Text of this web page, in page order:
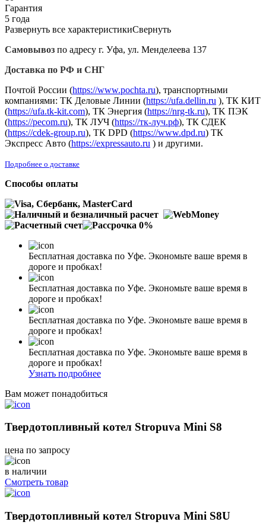
Гарантия
5 года
Развернуть все характеристикиСвернуть
Самовывоз по адресу г. Уфа, ул. Менделеева 137
Доставка по РФ и СНГ
Почтой России (https://www.pochta.ru), транспортными
компаниями: ТК Деловые Линии (https://ufa.dellin.ru ), ТК КИТ
(https://ufa.tk-kit.com), ТК Энергия (https://nrg-tk.ru), ТK ПЭК
(https://pecom.ru), ТК ЛУЧ (https://тк-луч.рф), ТК СДЕК
(https://cdek-group.ru), ТК DPD (https://www.dpd.ru) ТК
Экспресс Авто (https://expressauto.ru ) и другими.
Подробнее о доставке
Способы оплаты
Бесплатная доставка по Уфе. Экономьте ваше время в
дороге и пробках!
Бесплатная доставка по Уфе. Экономьте ваше время в
дороге и пробках!
Бесплатная доставка по Уфе. Экономьте ваше время в
дороге и пробках!
Бесплатная доставка по Уфе. Экономьте ваше время в
дороге и пробках!
Узнать подробнее
Вам может понадобиться
Твердотопливный котел Stropuva Mini S8
цена по запросу
в наличии
Смотреть товар
Твердотопливный котел Stropuva Mini S8U